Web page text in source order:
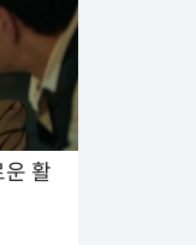
운 활